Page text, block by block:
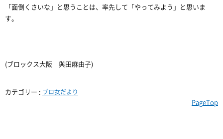
「面倒くさいな」と思うことは、率先して「やってみよう」と思いま
す。
(ブロックス大阪 與田麻由子)
カテゴリー : ブロ女だより
PageTop